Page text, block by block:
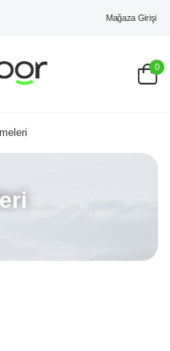
Mağaza Girişi
0